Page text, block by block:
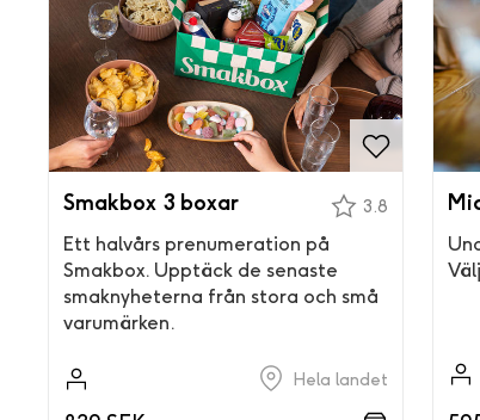
Smakbox 3 boxar 3.8
Ett halvårs prenumeration på
Smakbox. Upptäck de senaste
smaknyheterna från stora och små
varumärken.
Hela landet